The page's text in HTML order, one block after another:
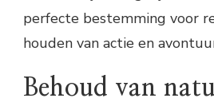
perfecte bestemming voor
houden van actie en
Behoud van